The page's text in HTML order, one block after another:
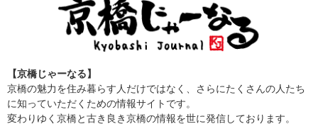
【京橋じゃーなる】
京橋の魅力を住み暮らす人だけではなく、さらにたくさんの人たち
に知っていただくための情報サイトです。
変わりゆく京橋と古き良き京橋の情報を世に発信しております。